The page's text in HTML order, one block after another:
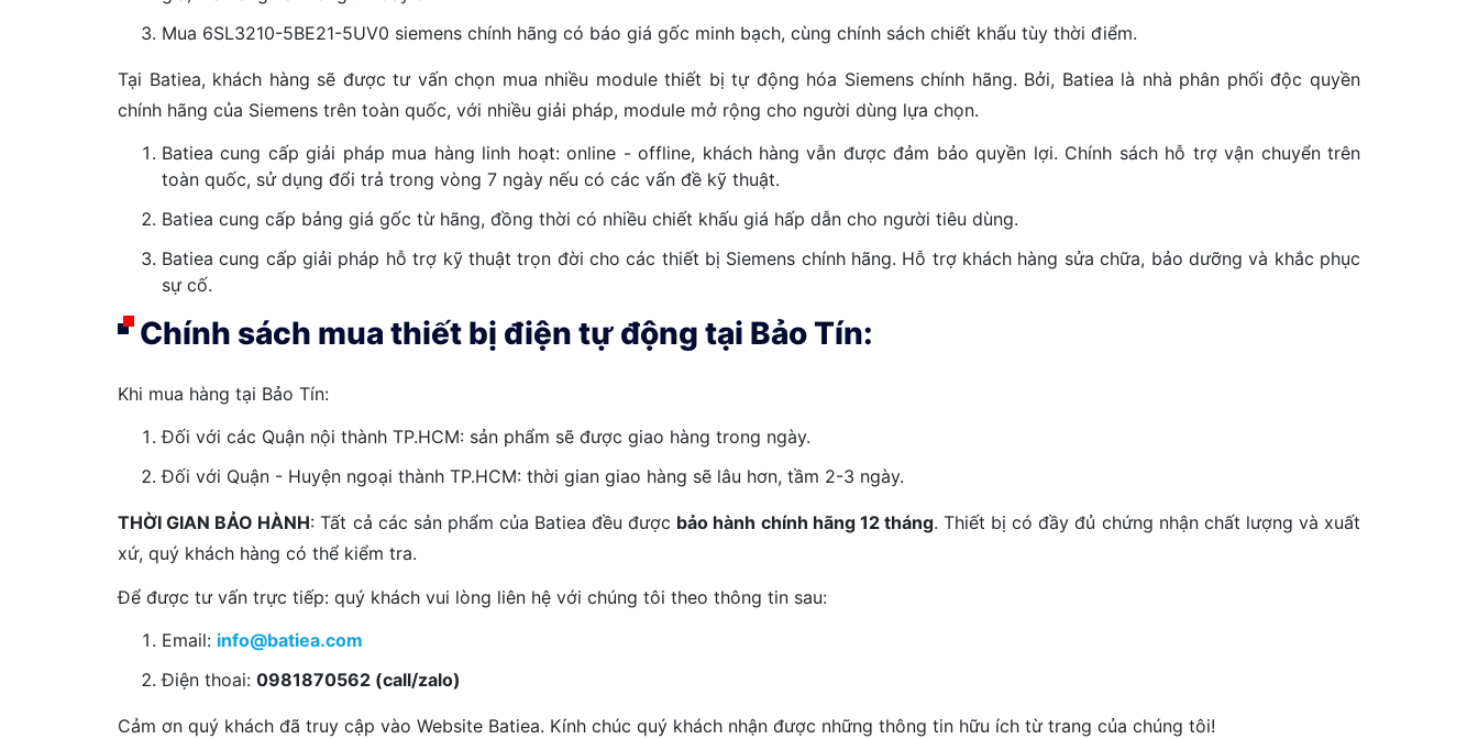
Mua 6SL3210-5BE21-5UV0 siemens chính hãng có báo giá gốc minh bạch, cùng chính sách chiết khấu tùy thời điểm.
Tại Batiea, khách hàng sẽ được tư vấn chọn mua nhiều module thiết bị tự động hóa Siemens chính hãng. Bởi, Batiea là nhà phân phối độc quyền
chính hãng của Siemens trên toàn quốc, với nhiều giải pháp, module mở rộng cho người dùng lựa chọn.
Batiea cung cấp giải pháp mua hàng linh hoạt: online - offline, khách hàng vẫn được đảm bảo quyền lợi. Chính sách hỗ trợ vận chuyển trên
toàn quốc, sử dụng đổi trả trong vòng 7 ngày nếu có các vấn đề kỹ thuật.
Batiea cung cấp bảng giá gốc từ hãng, đồng thời có nhiều chiết khấu giá hấp dẫn cho người tiêu dùng.
Batiea cung cấp giải pháp hỗ trợ kỹ thuật trọn đời cho các thiết bị Siemens chính hãng. Hỗ trợ khách hàng sửa chữa, bảo dưỡng và khắc phục
sự cố.
Chính sách mua thiết bị điện tự động tại Bảo Tín:
Khi mua hàng tại Bảo Tín:
Đối với các Quận nội thành TP.HCM: sản phẩm sẽ được giao hàng trong ngày.
Đối với Quận - Huyện ngoại thành TP.HCM: thời gian giao hàng sẽ lâu hơn, tầm 2-3 ngày.
THỜI GIAN BẢO HÀNH: Tất cả các sản phẩm của Batiea đều được bảo hành chính hãng 12 tháng. Thiết bị có đầy đủ chứng nhận chất lượng và xuất
xứ, quý khách hàng có thể kiểm tra.
Để được tư vấn trực tiếp: quý khách vui lòng liên hệ với chúng tôi theo thông tin sau:
Email: info@batiea.com
Điện thoai: 0981870562 (call/zalo)
Cảm ơn quý khách đã truy cập vào Website Batiea. Kính chúc quý khách nhận được những thông tin hữu ích từ trang của chúng tôi!